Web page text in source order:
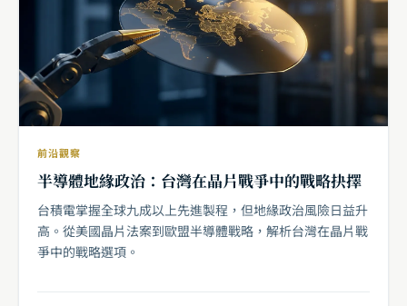
前沿觀察
半導體地緣政治：台灣在晶片戰爭中的戰略抉擇
台積電掌握全球九成以上先進製程，但地緣政治風險日益升
高。從美國晶片法案到歐盟半導體戰略，解析台灣在晶片戰
爭中的戰略選項。